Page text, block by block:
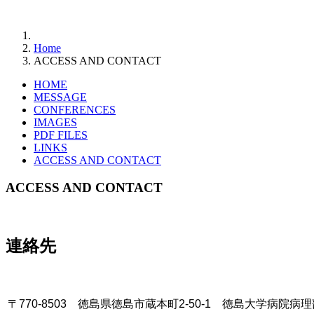
Home
ACCESS AND CONTACT
HOME
MESSAGE
CONFERENCES
IMAGES
PDF FILES
LINKS
ACCESS AND CONTACT
ACCESS AND CONTACT
連絡先
〒770-8503 徳島県徳島市蔵本町2-50-1 徳島大学病院病理